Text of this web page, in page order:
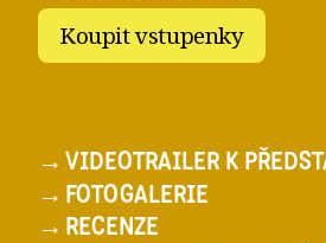
→ VIDEOTRAILER K
→ FOTOGALERIE
→ RECENZE
Koupit vstupenky